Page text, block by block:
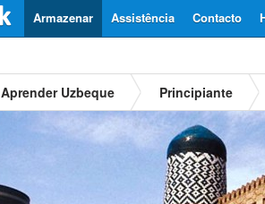
Contacto
Assistência
Armazenar
Aprender Uzbeque Principiante